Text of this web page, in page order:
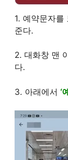
1. 예약문자를
준다.
2. 대화창 맨
다.
3. 아래에서 ‘